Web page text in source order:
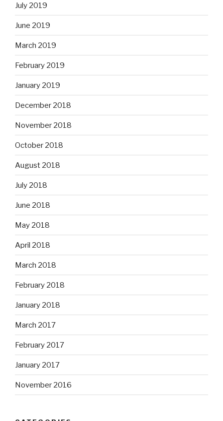
July 2019
June 2019
March 2019
February 2019
January 2019
December 2018
November 2018
October 2018
August 2018
July 2018
June 2018
May 2018
April 2018
March 2018
February 2018
January 2018
March 2017
February 2017
January 2017
November 2016